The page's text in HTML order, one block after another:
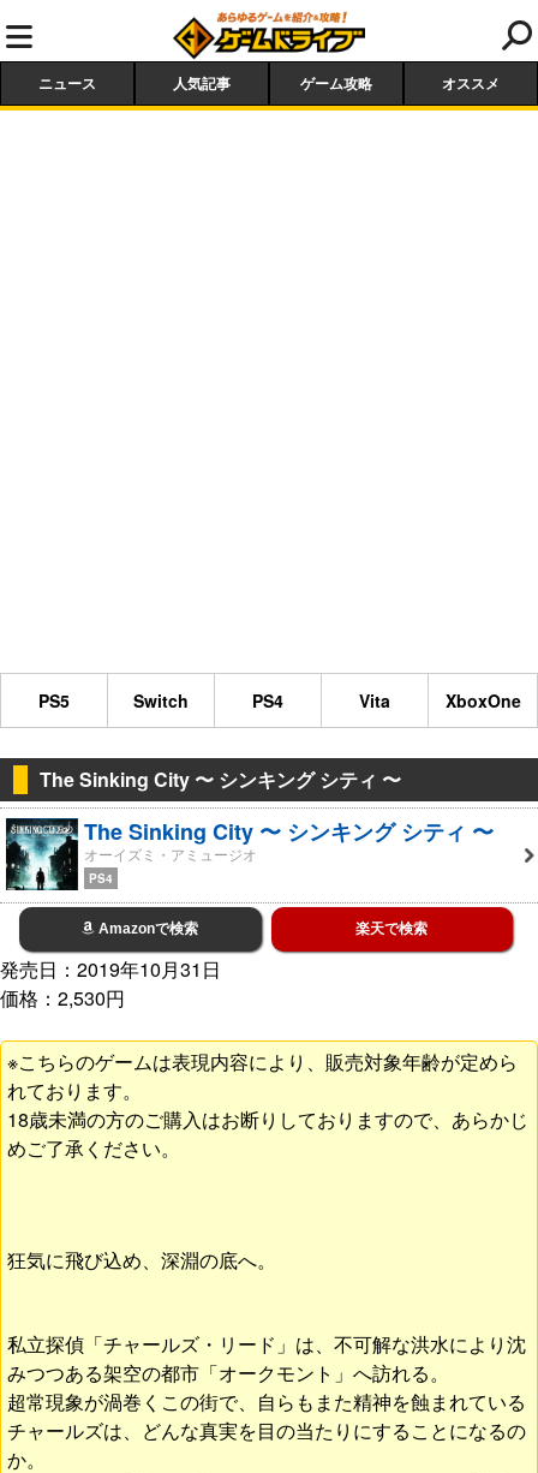
ニュース 人気記事 ゲーム攻略 オススメ
PS5 Switch PS4 Vita XboxOne
The Sinking City 〜 シンキング シティ 〜
The Sinking City 〜 シンキング シティ 〜
オーイズミ・アミュージオ
PS4
Amazonで検索 楽天で検索
発売日：2019年10月31日
価格：2,530円
※こちらのゲームは表現内容により、販売対象年齢が定めら
れております。
18歳未満の方のご購入はお断りしておりますので、あらかじ
めご了承ください。
狂気に飛び込め、深淵の底へ。
私立探偵「チャールズ・リード」は、不可解な洪水により沈
みつつある架空の都市「オークモント」へ訪れる。
超常現象が渦巻くこの街で、自らもまた精神を蝕まれている
チャールズは、どんな真実を目の当たりにすることになるの
か。